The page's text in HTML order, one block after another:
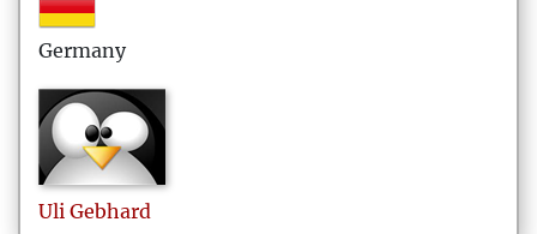
Germany
Uli Gebhard